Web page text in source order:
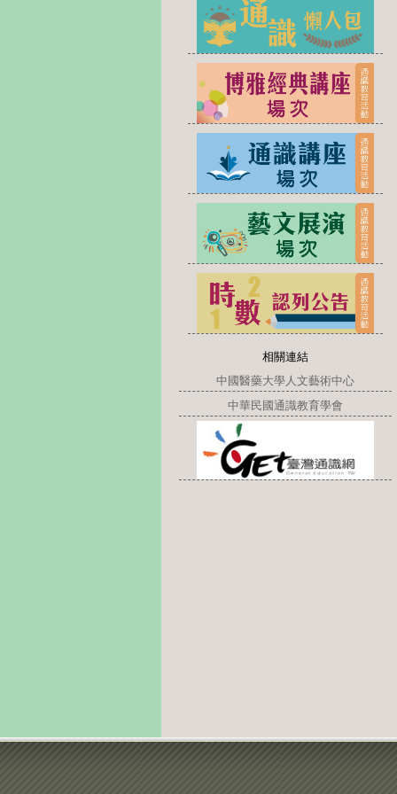
相關連結
中國醫藥大學人文藝術中心
中華民國通識教育學會